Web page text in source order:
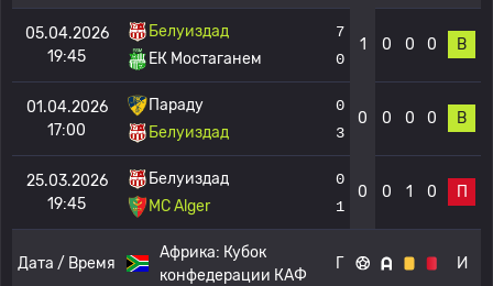
05.04.2026
19:45
Белуиздад
ЕК Мостаганем
7
0
1 0 0 0 В
01.04.2026
17:00
Параду
Белуиздад
0
3
0 0 0 0 В
25.03.2026
19:45
Белуиздад
MC Alger
0
1
0 0 1 0 П
Дата / Время
Африка: Кубок
конфедерации КАФ
Г И